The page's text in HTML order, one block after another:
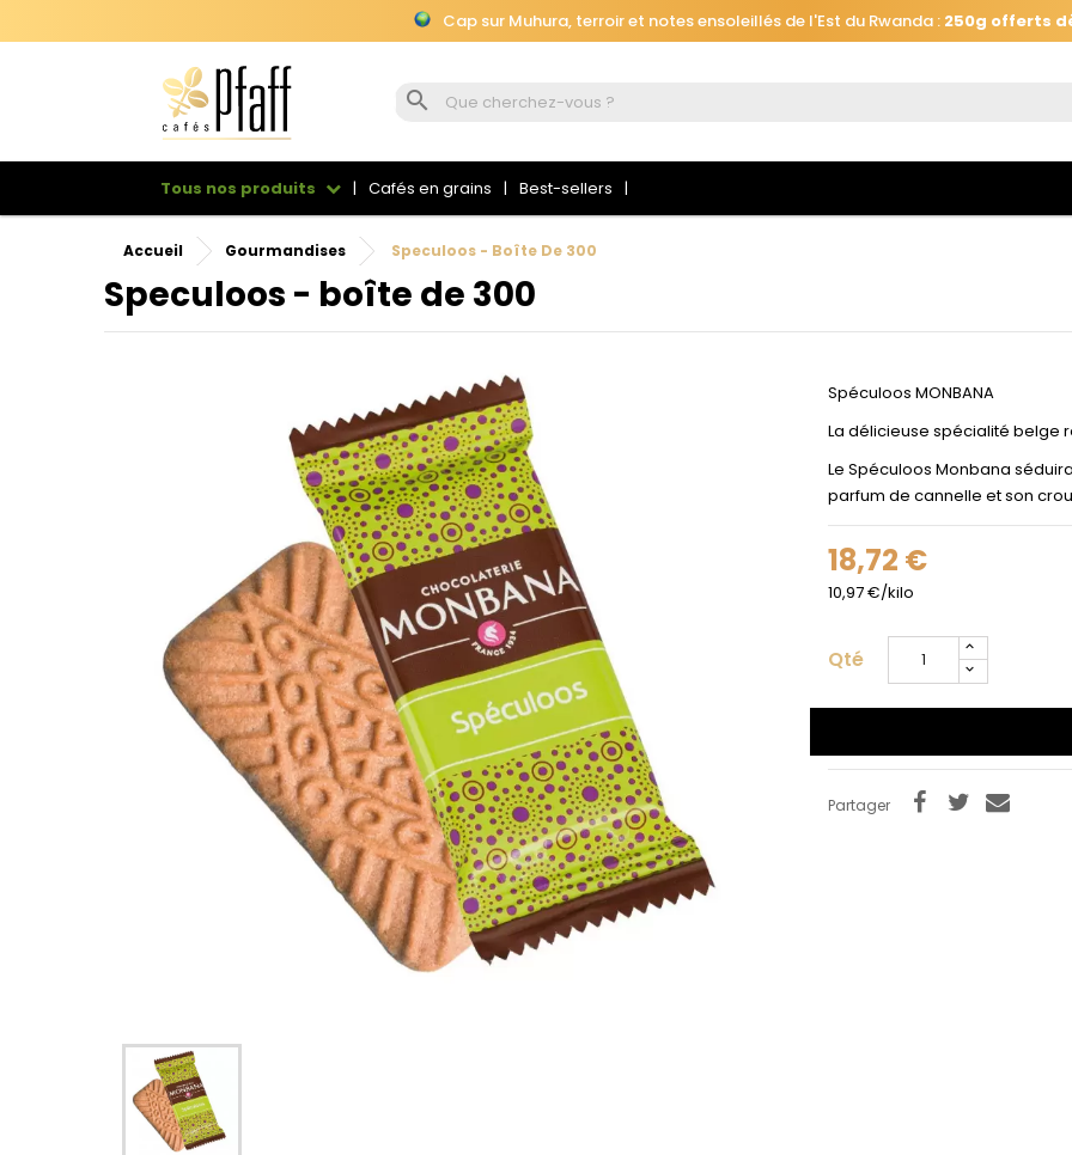
Cap sur Muhura, terroir et notes ensoleillés de l'Est du Rwanda : 250g offerts
Cap sur Muhura, terroir et notes ensoleillés de l'Est du Rwanda :

Tous nos produits Cafés en grains Best-sellers
Accueil Gourmandises Speculoos - Boîte De 300
Speculoos - boîte de 300
Spéculoos MONBANA
La délicieuse spécialité belge
Le Spéculoos Monbana
parfum de cannelle et son
18,72 €
10,97 €/kilo
Qté
Partager
Se connecter
Vous devez être connecté pour enregistrer les produits de votre liste
souhaits.
Annuler